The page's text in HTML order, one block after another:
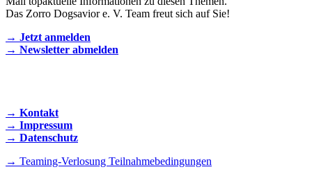
Das Zorro Dogsavior e. V. Team freut sich auf Sie!
→ Jetzt anmelden
→ Newsletter abmelden
→ Kontakt
→ Impressum
→ Datenschutz
→ Teaming-Verlosung Teilnahmebedingungen